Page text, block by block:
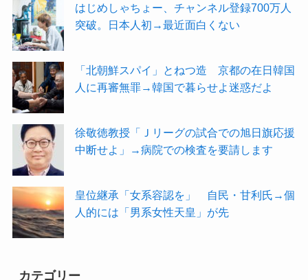
はじめしゃちょー、チャンネル登録700万人
突破。日本人初→最近面白くない
「北朝鮮スパイ」とねつ造 京都の在日韓国
人に再審無罪→韓国で暮らせよ迷惑だよ
徐敬徳教授「Ｊリーグの試合での旭日旗応援
中断せよ」→病院での検査を要請します
皇位継承「女系容認を」 自民・甘利氏→個
人的には「男系女性天皇」が先
カテゴリー